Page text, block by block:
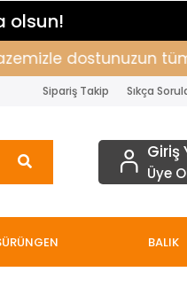
olsun!
dostunuzun tüm
Sipariş Takip Sıkça
Giriş
Üye
BALIK